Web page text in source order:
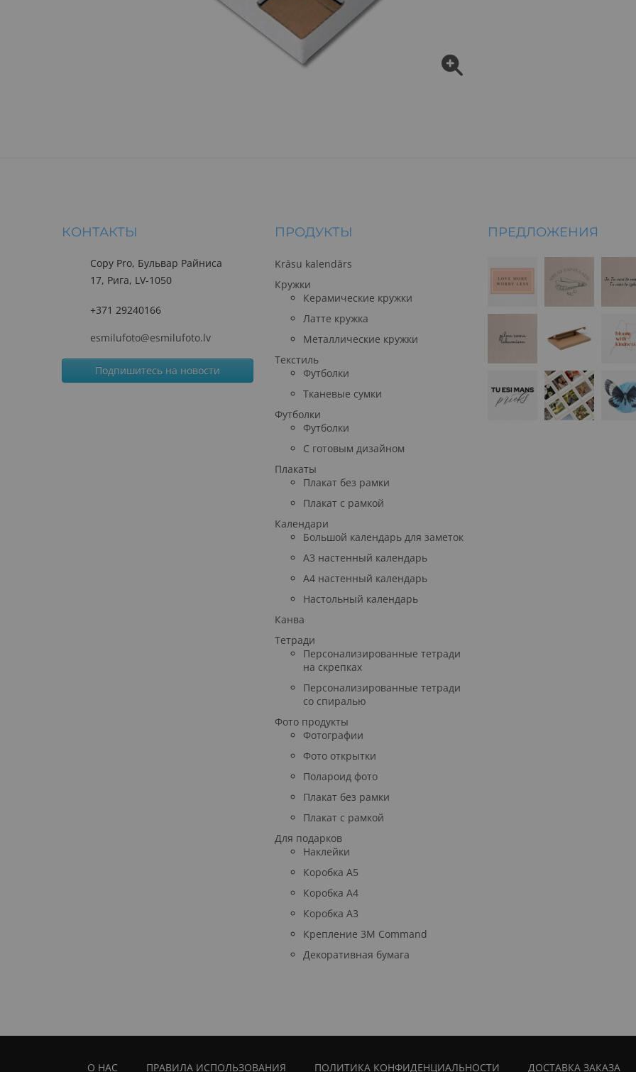
КОНТАКТЫ
Copy Pro, Бульвар Райниса
17, Рига, LV-1050
+371 29240166
esmilufoto@esmilufoto.lv
Подпишитесь на новости
ПРОДУКТЫ
Krāsu kalendārs
Кружки
Керамические кружки
Латте кружка
Металлические кружки
Текстиль
Футболки
Тканевые сумки
Футболки
Футболки
С готовым дизайном
Плакаты
Плакат без рамки
Плакат с рамкой
Календари
Большой календарь для заметок
A3 настенный календарь
A4 настенный календарь
Настольный календарь
Канва
Тетради
Персонализированные тетради
на скрепках
Персонализированные тетради
со спиралью
Фото продукты
Фотографии
Фото открытки
Полароид фото
Плакат без рамки
Плакат с рамкой
Для подарков
Наклейки
Коробка А5
Коробка А4
Коробка А3
Крепление 3М Command
Декоративная бумага
ПРЕДЛОЖЕНИЯ
О НАС ПРАВИЛА ИСПОЛЬЗОВАНИЯ ПОЛИТИКА КОНФИДЕНЦИАЛЬНОСТИ ДОСТАВКА ЗАКАЗА